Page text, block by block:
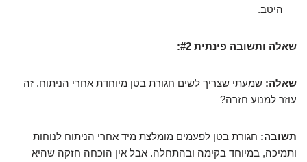
היטב.
שאלה ותשובה פינתית #2:
שאלה: שמעתי שצריך לשים חגורת בטן מיוחדת אחרי הניתוח. זה
עוזר למנוע חזרה?
תשובה: חגורת בטן לפעמים מומלצת מיד אחרי הניתוח לנוחות
ותמיכה, במיוחד בקימה ובהתחלה. אבל אין הוכחה חזקה שהיא